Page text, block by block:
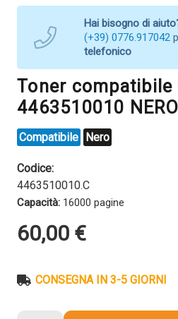
Hai bisogno di
(+39) 0776.917042
telefonico
Toner compatibile
4463510010 NERO
Compatibile Nero
Codice:
4463510010.C
Capacità: 16000 pagine
60,00 €
CONSEGNA IN 3-5 GIORNI